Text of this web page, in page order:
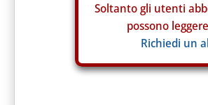
Soltanto gli utenti
possono
Richiedi un